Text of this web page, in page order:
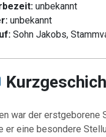
unbekannt
unbekannt
Sohn Jakobs,
war der erstgeborene
er eine besondere